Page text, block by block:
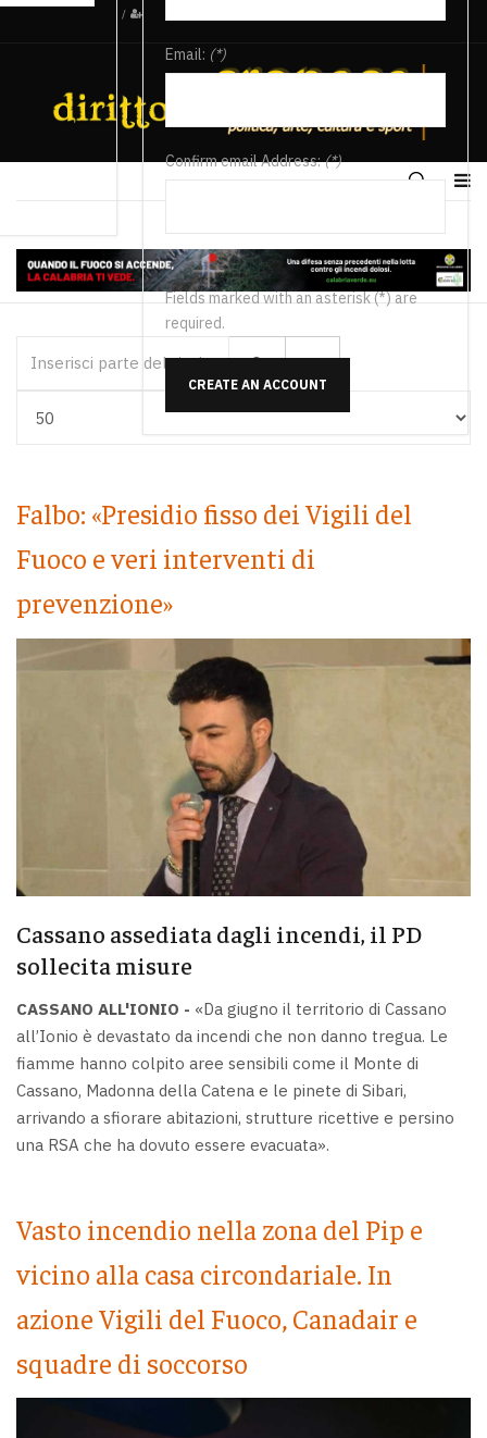
/
Email: (*)
Confirm email Address:(*)
Fields marked with an asterisk (*) are
required.
CREATE AN ACCOUNT
Falbo: «Presidio fisso dei Vigili del
Fuoco e veri interventi di
prevenzione»
Cassano assediata dagli incendi, il PD
sollecita misure
CASSANO ALL'IONIO - «Da giugno il territorio di Cassano
all’Ionio è devastato da incendi che non danno tregua. Le
fiamme hanno colpito aree sensibili come il Monte di
Cassano, Madonna della Catena e le pinete di Sibari,
arrivando a sfiorare abitazioni, strutture ricettive e persino
una RSA che ha dovuto essere evacuata».
Vasto incendio nella zona del Pip e
vicino alla casa circondariale. In
azione Vigili del Fuoco, Canadair e
squadre di soccorso